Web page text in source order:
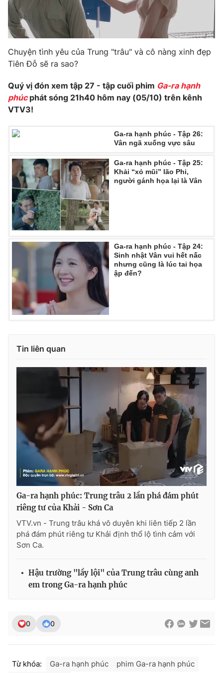
Chuyện tình yêu của Trung "trâu" và cô nàng xinh đẹp
Tiên Đỗ sẽ ra sao?
Quý vị đón xem tập 27 - tập cuối phim Ga-ra hạnh
phúcphát sóng 21h40 hôm nay (05/10) trên kênh
VTV3!
Ga-ra hạnh phúc - Tập 26:
Vân ngã xuống vực sâu
Ga-ra hạnh phúc - Tập 25:
Khải “xỏ mũi” lão Phi,
người gánh họa lại là Vân
Ga-ra hạnh phúc - Tập 24:
Sinh nhật Vân vui hết nấc
nhưng cũng là lúc tai họa
ập đến?
Tin liên quan
Ga-ra hạnh phúc: Trung trâu 2 lần phá đám phút
riêng tư của Khải - Sơn Ca
VTV.vn - Trung trâu khá vô duyên khi liên tiếp 2 lần
phá đám phút riêng tư Khải định thổ lộ tình cảm với
Sơn Ca.
Hậu trường "lầy lội" của Trung trâu cùng anh
em trong Ga-ra hạnh phúc
0 0
Từ khóa: Ga-ra hạnh phúc
phim Ga-ra hạnh phúc